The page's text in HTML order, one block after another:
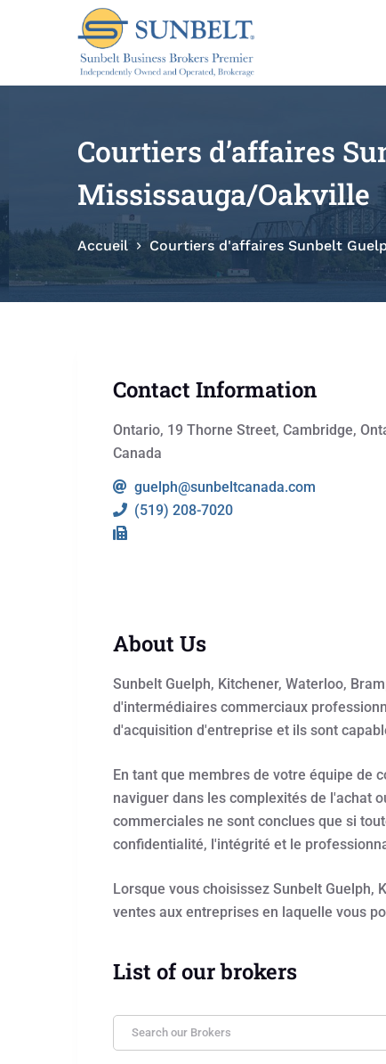
s
t
e
Courtiers d’affaires
Mississauga/Oakville
Accueil Courtiers d'affaires Sunbelt
Contact Information
Ontario, 19 Thorne Street, Cambridge,
Canada
guelph@sunbeltcanada.com
(519) 208-7020
About Us
Sunbelt Guelph, Kitchener, Waterloo,
d'intermédiaires commerciaux
d'acquisition d'entreprise et ils sont
En tant que membres de votre équipe de
naviguer dans les complexités de l'achat
commerciales ne sont conclues que si
confidentialité, l'intégrité et le
Lorsque vous choisissez Sunbelt Guelph,
ventes aux entreprises en laquelle vous
List of our brokers